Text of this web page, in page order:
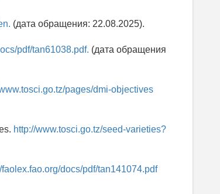
(дата обращения: 22.08.2025).
pdf/tan61038.pdf. (дата обращения
pages/dmi-objectives
http://www.tosci.go.tz/seed-varieties?
faolex.fao.org/docs/pdf/tan141074.pdf